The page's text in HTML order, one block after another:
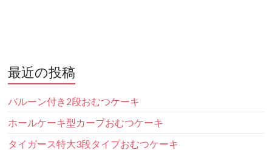
最近の投稿
バルーン付き2段おむつケーキ
ホールケーキ型カープおむつケーキ
タイガース特大3段タイプおむつケーキ